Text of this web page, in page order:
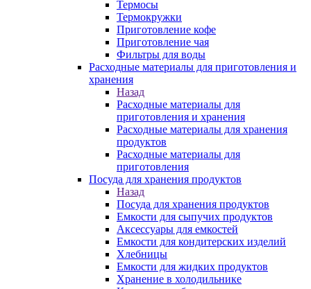
Термосы
Термокружки
Приготовление кофе
Приготовление чая
Фильтры для воды
Расходные материалы для приготовления и
хранения
Назад
Расходные материалы для
приготовления и хранения
Расходные материалы для хранения
продуктов
Расходные материалы для
приготовления
Посуда для хранения продуктов
Назад
Посуда для хранения продуктов
Емкости для сыпучих продуктов
Аксессуары для емкостей
Емкости для кондитерских изделий
Хлебницы
Емкости для жидких продуктов
Хранение в холодильнике